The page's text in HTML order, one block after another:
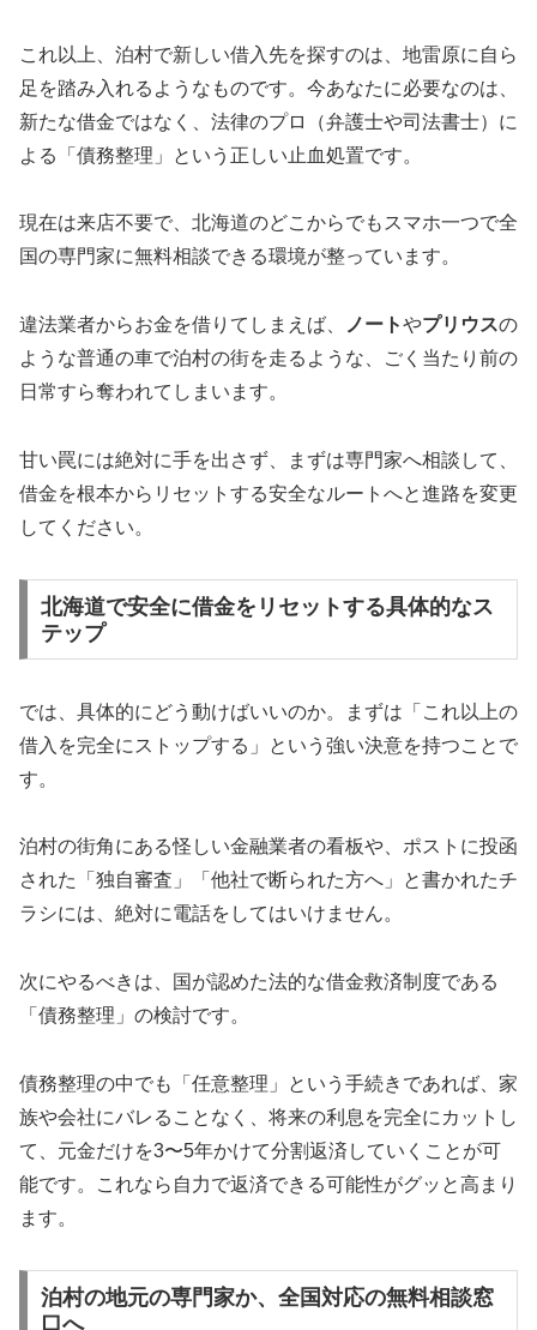
これ以上、泊村で新しい借入先を探すのは、地雷原に自ら
足を踏み入れるようなものです。今あなたに必要なのは、
新たな借金ではなく、法律のプロ（弁護士や司法書士）に
よる「債務整理」という正しい止血処置です。
現在は来店不要で、北海道のどこからでもスマホ一つで全
国の専門家に無料相談できる環境が整っています。
違法業者からお金を借りてしまえば、 ノートやプリウスの
ような普通の車で泊村の街を走るような、ごく当たり前の
日常すら奪われてしまいます。
甘い罠には絶対に手を出さず、まずは専門家へ相談して、
借金を根本からリセットする安全なルートへと進路を変更
してください。
北海道で安全に借金をリセットする具体的なス
テップ
では、具体的にどう動けばいいのか。まずは「これ以上の
借入を完全にストップする」という強い決意を持つことで
す。
泊村の街角にある怪しい金融業者の看板や、ポストに投函
された「独自審査」「他社で断られた方へ」と書かれたチ
ラシには、絶対に電話をしてはいけません。
次にやるべきは、国が認めた法的な借金救済制度である
「債務整理」の検討です。
債務整理の中でも「任意整理」という手続きであれば、家
族や会社にバレることなく、将来の利息を完全にカットし
て、元金だけを3〜5年かけて分割返済していくことが可
能です。これなら自力で返済できる可能性がグッと高まり
ます。
泊村の地元の専門家か、全国対応の無料相談窓
口へ